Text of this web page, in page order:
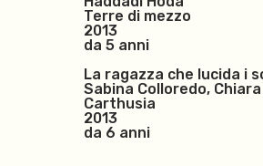
Terre di mezzo
2013
da 5 anni
La ragazza che lucida i
Sabina Colloredo,
Carthusia
2013
da 6 anni